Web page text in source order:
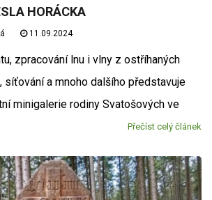
HORÁCKA
11.09.2024
zpracování lnu i vlny z ostříhaných
síťování a mnoho dalšího představuje
minigalerie rodiny Svatošových ve
Přečíst celý článek